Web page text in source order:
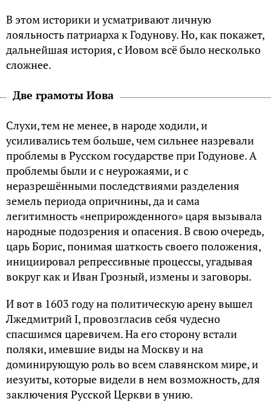
В этом историки и усматривают личную
лояльность патриарха к Годунову. Но, как покажет,
дальнейшая история, с Иовом всё было несколько
сложнее.
Две грамоты Иова
Слухи, тем не менее, в народе ходили, и
усиливались тем больше, чем сильнее назревали
проблемы в Русском государстве при Годунове. А
проблемы были и с неурожаями, и с
неразрешёнными последствиями разделения
земель периода опричнины, да и сама
легитимность «неприрожденного» царя вызывала
народные подозрения и опасения. В свою очередь,
царь Борис, понимая шаткость своего положения,
инициировал репрессивные процессы, угадывая
вокруг как и Иван Грозный, измены и заговоры.
И вот в 1603 году на политическую арену вышел
Лжедмитрий I, провозгласив себя чудесно
спасшимся царевичем. На его сторону встали
поляки, имевшие виды на Москву и на
доминирующую роль во всем славянском мире, и
иезуиты, которые видели в нем возможность, для
заключения Русской Церкви в унию.